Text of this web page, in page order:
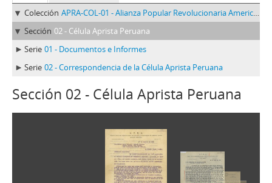
Colección APRA-COL-01 - Alianza Popular Revolucionaria Americana-APRA (Colección)
Sección 02 - Célula Aprista Peruana
Serie 01 - Documentos e Informes
Serie 02 - Correspondencia de la Célula Aprista Peruana
Sección 02 - Célula Aprista Peruana